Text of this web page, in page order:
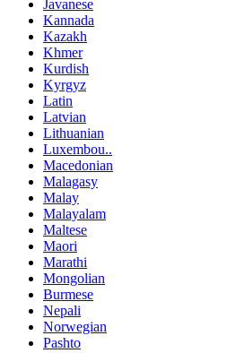
Javanese
Kannada
Kazakh
Khmer
Kurdish
Kyrgyz
Latin
Latvian
Lithuanian
Luxembou..
Macedonian
Malagasy
Malay
Malayalam
Maltese
Maori
Marathi
Mongolian
Burmese
Nepali
Norwegian
Pashto